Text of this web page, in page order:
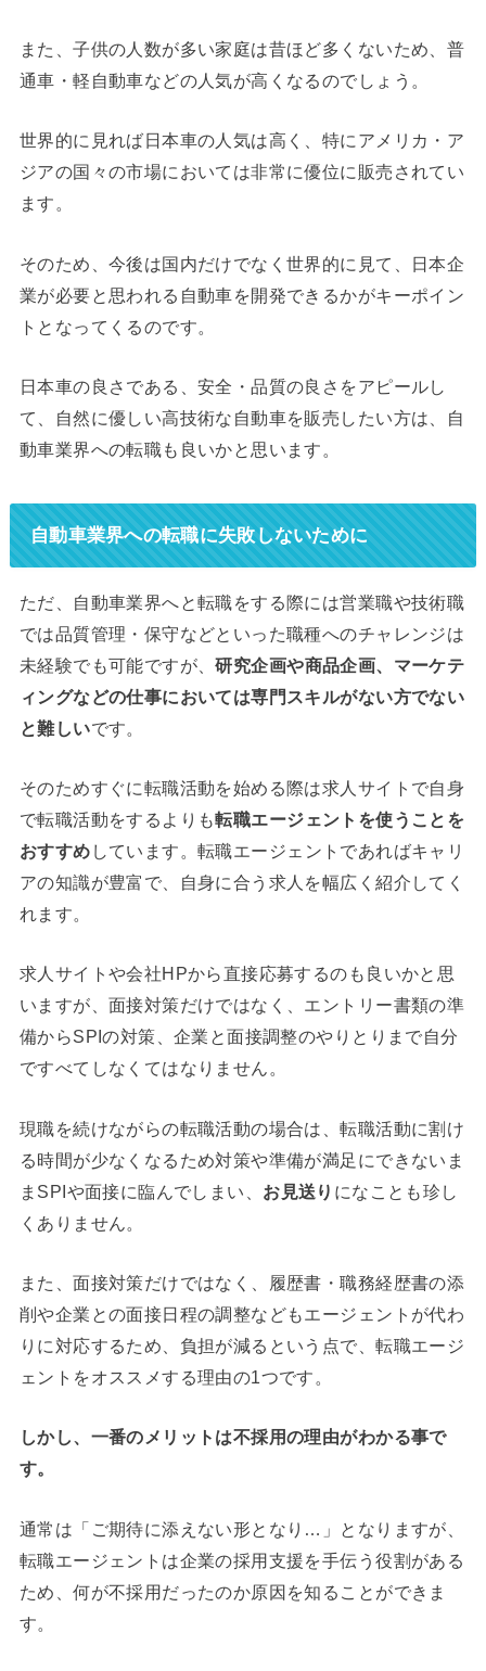
また、子供の人数が多い家庭は昔ほど多くないため、普
通車・軽自動車などの人気が高くなるのでしょう。
世界的に見れば日本車の人気は高く、特にアメリカ・ア
ジアの国々の市場においては非常に優位に販売されてい
ます。
そのため、今後は国内だけでなく世界的に見て、日本企
業が必要と思われる自動車を開発できるかがキーポイン
トとなってくるのです。
日本車の良さである、安全・品質の良さをアピールし
て、自然に優しい高技術な自動車を販売したい方は、自
動車業界への転職も良いかと思います。
自動車業界への転職に失敗しないために
ただ、自動車業界へと転職をする際には営業職や技術職
では品質管理・保守などといった職種へのチャレンジは
未経験でも可能ですが、研究企画や商品企画、マーケテ
ィングなどの仕事においては専門スキルがない方でない
と難しいです。
そのためすぐに転職活動を始める際は求人サイトで自身
で転職活動をするよりも転職エージェントを使うことを
おすすめ しています。転職エージェントであればキャリ
アの知識が豊富で、自身に合う求人を幅広く紹介してく
れます。
求人サイトや会社HPから直接応募するのも良いかと思
いますが、面接対策だけではなく、エントリー書類の準
備からSPIの対策、企業と面接調整のやりとりまで自分
ですべてしなくてはなりません。
現職を続けながらの転職活動の場合は、転職活動に割け
る時間が少なくなるため対策や準備が満足にできないま
まSPIや面接に臨んでしまい、 お見送り になことも珍し
くありません。
また、面接対策だけではなく、履歴書・職務経歴書の添
削や企業との面接日程の調整などもエージェントが代わ
りに対応するため、負担が減るという点で、転職エージ
ェントをオススメする理由の1つです。
しかし、一番のメリットは不採用の理由がわかる事で
す。
通常は「ご期待に添えない形となり…」となりますが、
転職エージェントは企業の採用支援を手伝う役割がある
ため、何が不採用だったのか原因を知ることができま
す。